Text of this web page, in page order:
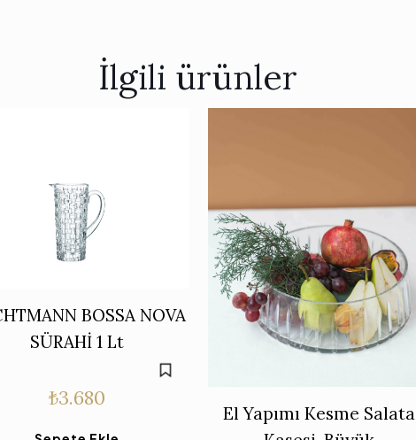
İlgili ürünler
BOSSA NOVA
SÜRAHİ 1 Lt
₺3.680
El Yapımı Kesme Salata